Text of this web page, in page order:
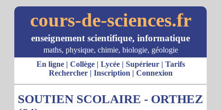
cours-de-sciences.fr
enseignement scientifique, informatique
maths, physique, chimie, biologie, géologie
En ligne| Collège| Lycée| Supérieur| Tarifs
Rechercher| Inscription | Connexion
SOUTIEN SCOLAIRE - ORTHEZ